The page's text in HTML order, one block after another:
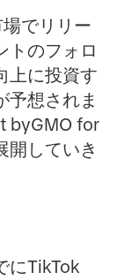
でリリー
トのフォロ
上に投資す
予想されま
byGMO for
開していき
にTikTok